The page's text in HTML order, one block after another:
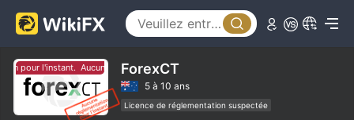
pour l'instant. Aucune réglementation pour l'instant.
ForexCT
5 à 10 ans
Licence de réglementation suspectée
0
4
5
6